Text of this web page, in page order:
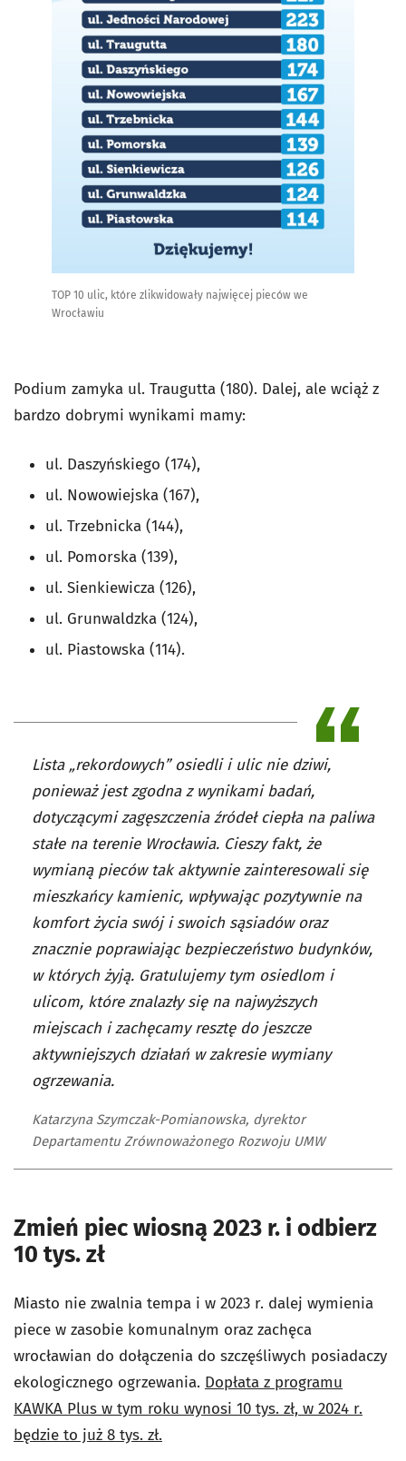
TOP 10 ulic, które zlikwidowały najwięcej pieców we
Wrocławiu
Podium zamyka ul. Traugutta (180). Dalej, ale wciąż z
bardzo dobrymi wynikami mamy:
ul. Daszyńskiego (174),
ul. Nowowiejska (167),
ul. Trzebnicka (144),
ul. Pomorska (139),
ul. Sienkiewicza (126),
ul. Grunwaldzka (124),
ul. Piastowska (114).
Lista „rekordowych” osiedli i ulic nie dziwi,
ponieważ jest zgodna z wynikami badań,
dotyczącymi zagęszczenia źródeł ciepła na paliwa
stałe na terenie Wrocławia. Cieszy fakt, że
wymianą pieców tak aktywnie zainteresowali się
mieszkańcy kamienic, wpływając pozytywnie na
komfort życia swój i swoich sąsiadów oraz
znacznie poprawiając bezpieczeństwo budynków,
w których żyją. Gratulujemy tym osiedlom i
ulicom, które znalazły się na najwyższych
miejscach i zachęcamy resztę do jeszcze
aktywniejszych działań w zakresie wymiany
ogrzewania.
Katarzyna Szymczak-Pomianowska, dyrektor
Departamentu Zrównoważonego Rozwoju UMW
Zmień piec wiosną 2023 r. i odbierz
10 tys. zł
Miasto nie zwalnia tempa i w 2023 r. dalej wymienia
piece w zasobie komunalnym oraz zachęca
wrocławian do dołączenia do szczęśliwych posiadaczy
ekologicznego ogrzewania. Dopłata z programu
KAWKA Plus w tym roku wynosi 10 tys. zł, w 2024 r.
będzie to już 8 tys. zł.